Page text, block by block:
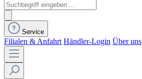
Service
Filialen & Anfahrt Händler-Login Über uns